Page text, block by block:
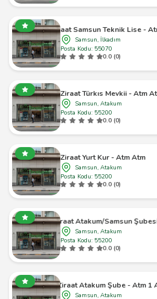
Ziraat Samsun Teknik Lise - Atm
Samsun, İlkadım
Posta Kodu: 55070
0.0 (0)
Ziraat Türkıs Mevkii - Atm
Samsun, Atakum
Posta Kodu: 55200
0.0 (0)
Ziraat Yurt Kur - Atm Atm
Samsun, Atakum
Posta Kodu: 55200
0.0 (0)
Ziraat Atakum/Samsun Şubesi
Samsun, Atakum
Posta Kodu: 55200
0.0 (0)
Ziraat Atakum Şube - Atm 1
Samsun, Atakum